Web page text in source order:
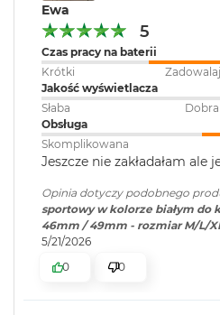
c
o
o
k
i
r
B
ę
k
i
t
M
Ewa
5
Czas pracy na baterii
Krótki
Jakość wyświetlacza
Słaba
Dobra
Obsługa
Skomplikowana
Jeszcze nie zakładałam ale
Opinia dotyczy podobnego
sportowy w kolorze białym do
46mm / 49mm - rozmiar M/L/
5/21/2026
0
0